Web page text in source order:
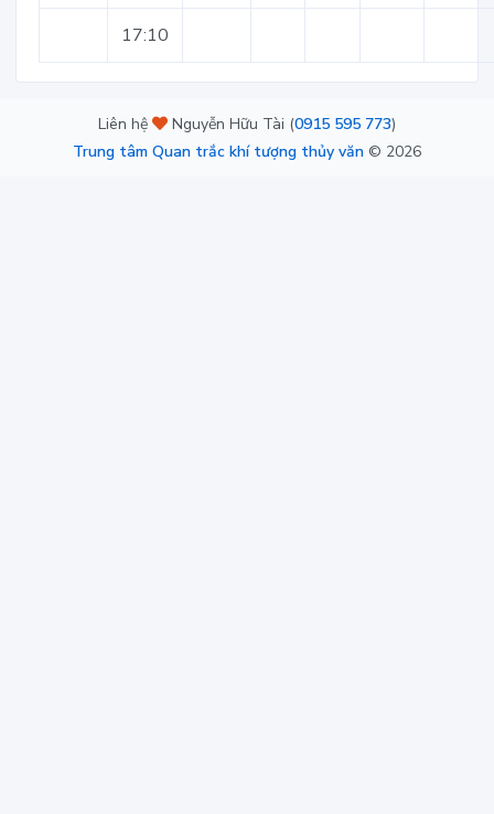
17:10
Liên hệ Nguyễn Hữu Tài (0915 595 773)
Trung tâm Quan trắc khí tượng thủy văn © 2026